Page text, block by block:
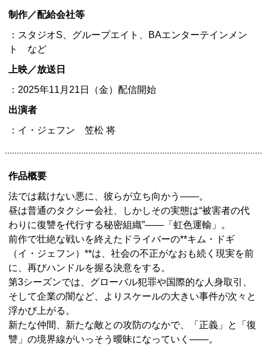
制作／配給会社等
：スタジオS、グループエイト、BAエンターテインメン
ト など
上映／放送日
：2025年11月21日（金）配信開始
出演者
：イ・ジェフン 笠松 将
作品概要
法では裁けない悪に、彼らが立ち向かう——。
昼は普通のタクシー会社、しかしその実態は“被害者の代
わりに復讐を代行する秘密組織”――「虹色運輸」。
前作で壮絶な戦いを終えたドライバーの**キム・ドギ
（イ・ジェフン）**は、社会の不正がなおも続く現実を前
に、再びハンドルを握る決意をする。
第3シーズンでは、グローバル犯罪や国際的な人身取引、
そして企業の闇など、よりスケールの大きい事件が次々と
浮かび上がる。
新たな仲間、新たな敵との攻防のなかで、「正義」と「復
讐」の境界線がいっそう曖昧になっていく——。